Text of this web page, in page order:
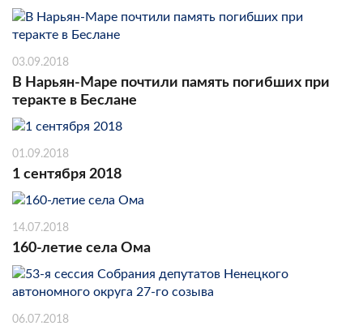
03.09.2018
В Нарьян-Маре почтили память погибших при
теракте в Беслане
01.09.2018
1 сентября 2018
14.07.2018
160-летие села Ома
06.07.2018